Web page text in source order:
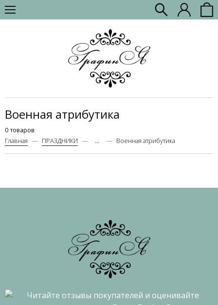
Военная атрибутика
0 товаров
Главная
ПРАЗДНИКИ ... Военная атрибутика